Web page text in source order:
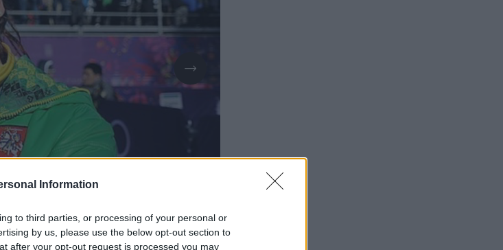
Information
to third parties, or processing of your personal or
by us, please use the below opt-out section to
after your opt-out request is processed you may
Daugiau nuotraukų (1)